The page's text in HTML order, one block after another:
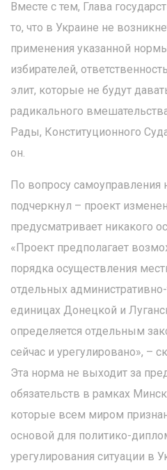
Вместе с тем, Глава
то, что в Украине не
применения указанной
избирателей,
элит, которые не будут
радикального
Рады, Конституционного
он.
По вопросу самоуправления
подчеркнул – проект
предусматривает никакого
«Проект предполагает
порядка осуществления
отдельных
единицах Донецкой и
определяется отдельным
сейчас и урегулировано», –
Эта норма не выходит за
обязательств в рамках
которые всем миром
основой для политико-
урегулирования ситуации в